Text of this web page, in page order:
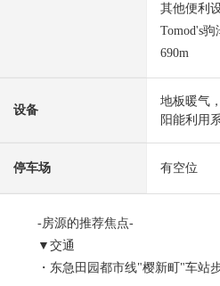
其他便利
Tomod's驹
690m
设备
地板暖气
阳能利用
停车场 有空位
-房源的推荐焦点-
▼交通
・东急田园都市线"樱新町"车站